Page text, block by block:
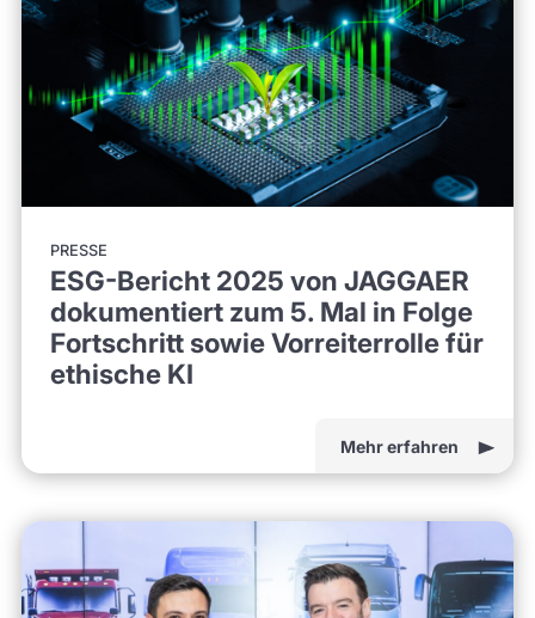
PRESSE
ESG-Bericht 2025 von JAGGAER
dokumentiert zum 5. Mal in Folge
Fortschritt sowie Vorreiterrolle für
ethische KI
Mehr erfahren